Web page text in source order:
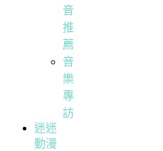
音
推
薦
音
樂
專
訪
迷迷
動漫